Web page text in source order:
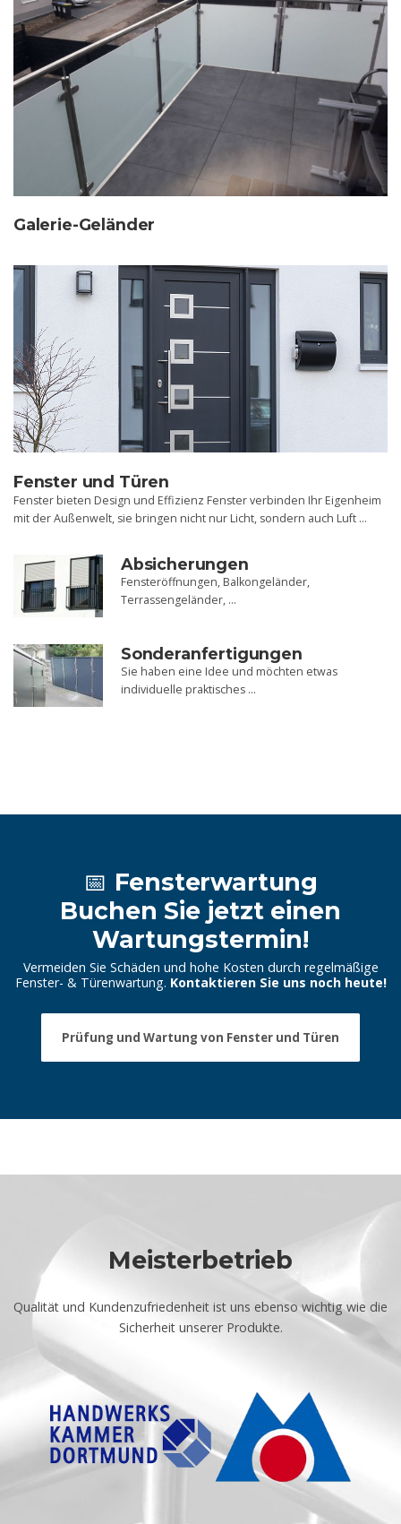
Galerie-Geländer
Fenster und Türen
Fenster bieten Design und Effizienz Fenster verbinden Ihr Eigenheim
mit der Außenwelt, sie bringen nicht nur Licht, sondern auch Luft …
Absicherungen
Fensteröffnungen, Balkongeländer,
Terrassengeländer, …
Sonderanfertigungen
Sie haben eine Idee und möchten etwas
individuelle praktisches …
📅 Fensterwartung
Buchen Sie jetzt einen
Wartungstermin!
Vermeiden Sie Schäden und hohe Kosten durch regelmäßige
Fenster- & Türenwartung. Kontaktieren Sie uns noch heute!
Prüfung und Wartung von Fenster und Türen
Meisterbetrieb
Qualität und Kundenzufriedenheit ist uns ebenso wichtig wie die
Sicherheit unserer Produkte.